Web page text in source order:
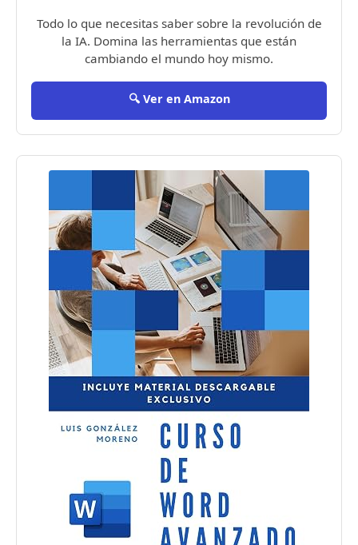
Todo lo que necesitas saber sobre la revolución de
la IA. Domina las herramientas que están
cambiando el mundo hoy mismo.
🔍 Ver en Amazon